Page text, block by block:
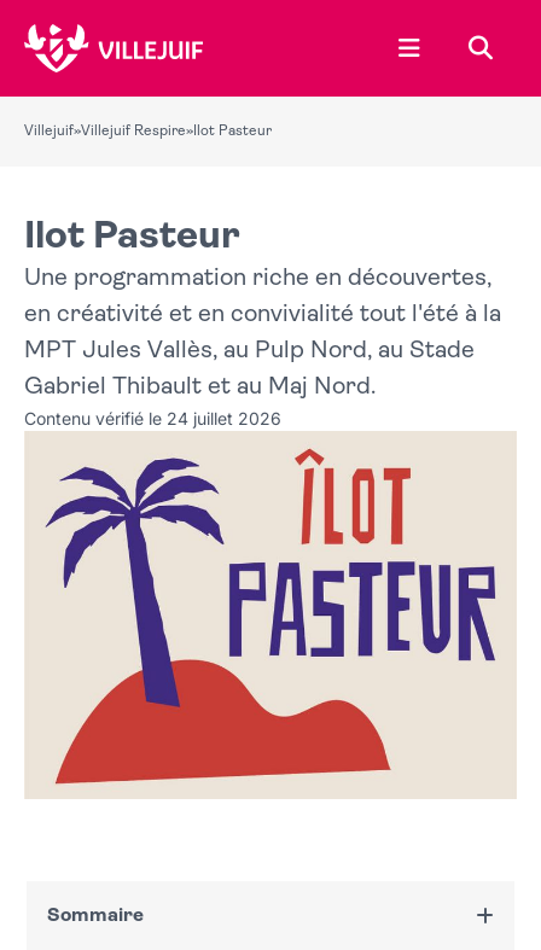
Ouvrir le
Villejuif»Villejuif Respire» Ilot Pasteur
Ilot Pasteur
Une programmation riche en découvertes,
en créativité et en convivialité tout l'été à la
MPT Jules Vallès, au Pulp Nord, au Stade
Gabriel Thibault et au Maj Nord.
Contenu vérifié le 24 juillet 2026
Sommaire